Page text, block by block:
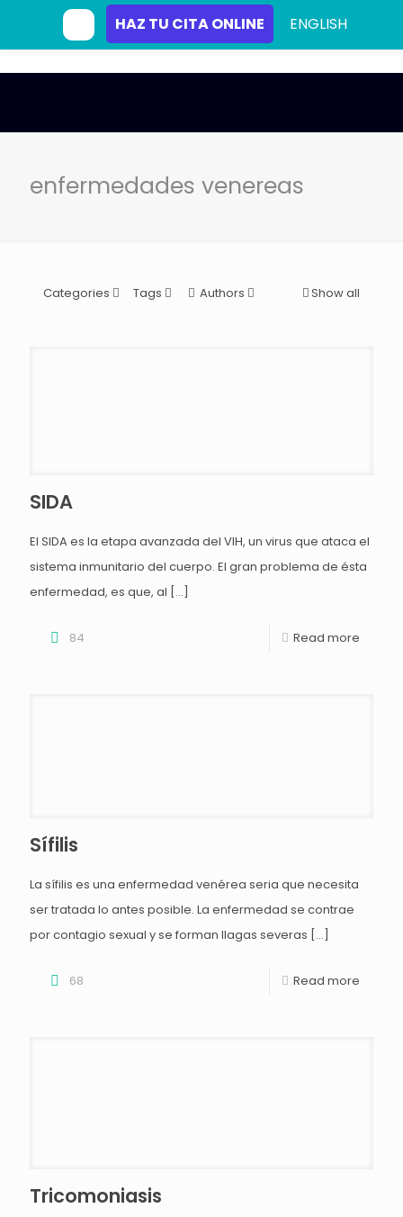
enfermedades venereas
Categories Tags Authors Show all
SIDA
El SIDA es la etapa avanzada del VIH, un virus que ataca el
sistema inmunitario del cuerpo. El gran problema de ésta
enfermedad, es que, al […]
84 Read more
Sífilis
La sífilis es una enfermedad venérea seria que necesita
ser tratada lo antes posible. La enfermedad se contrae
por contagio sexual y se forman llagas severas […]
68 Read more
Tricomoniasis
HAZ TU CITA ONLINE ENGLISH